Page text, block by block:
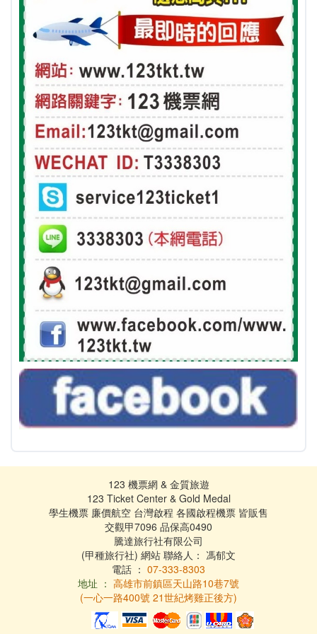
123 機票網 & 金質旅遊
123 Ticket Center & Gold Medal
學生機票 廉價航空 台灣啟程 各國啟程機票 皆販售
交觀甲7096 品保高0490
騰達旅行社有限公司
(甲種旅行社) 網站 聯絡人： 馮郁文
電話 ： 07-333-8303
地址 ： 高雄市前鎮區天山路10巷7號
(一心一路400號 21世紀烤雞正後方)